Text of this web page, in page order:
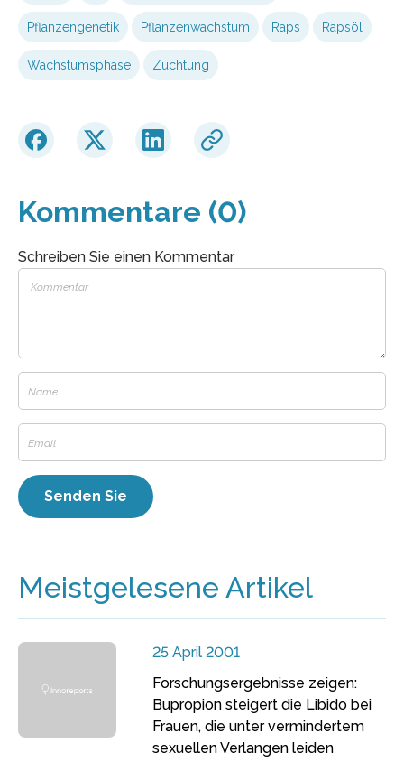
Pflanzengenetik Pflanzenwachstum Raps Rapsöl
Wachstumsphase Züchtung
Kommentare (0)
Schreiben Sie einen Kommentar
Meistgelesene Artikel
25 April 2001
Forschungsergebnisse zeigen:
Bupropion steigert die Libido bei
Frauen, die unter vermindertem
sexuellen Verlangen leiden